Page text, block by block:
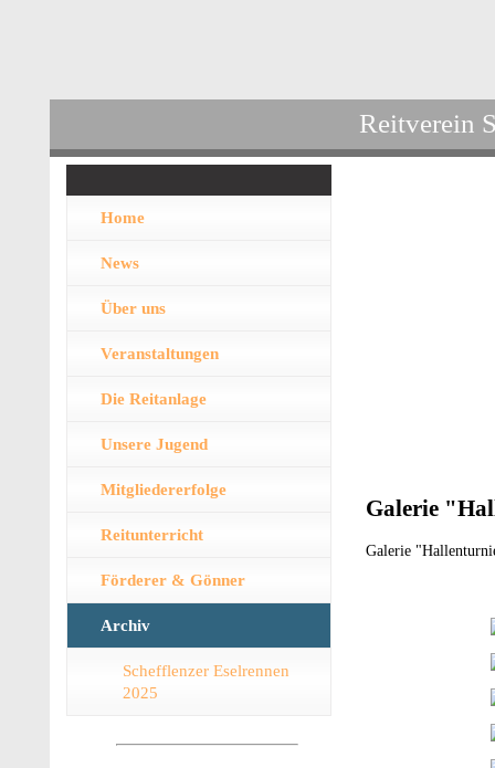
Reitverein
Home
News
Über uns
Veranstaltungen
Die Reitanlage
Unsere Jugend
Mitgliedererfolge
Reitunterricht
Förderer & Gönner
Archiv
Schefflenzer Eselrennen
2025
Galerie
Galerie